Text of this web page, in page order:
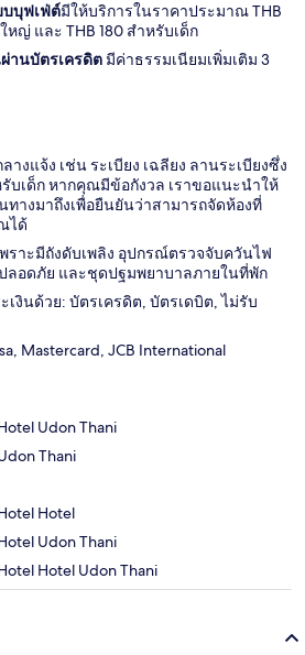
บบุฟเฟ่ต์มีให้บริการในราคาประมาณ THB
หญ่ และ THB 180 สำหรับเด็ก
านบัตรเครดิตมีค่าธรรมเนียมเพิ่มเติม 3
งแจ้ง เช่น ระเบียง เฉลียง ลานระเบียงซึ่ง
รับเด็ก หากคุณมีข้อกังวล เราขอแนะนำให้
ทางมาถึงเพื่อยืนยันว่าสามารถจัดห้องที่
ได้
ราะมีถังดับเพลิง อุปกรณ์ตรวจจับควันไฟ
ลอดภัย และชุดปฐมพยาบาลภายในที่พัก
งินด้วย: บัตรเครดิต, บัตรเดบิต, ไม่รับ
Mastercard, JCB International
Udon Thani
Thani
Hotel
Udon Thani
Hotel Udon Thani